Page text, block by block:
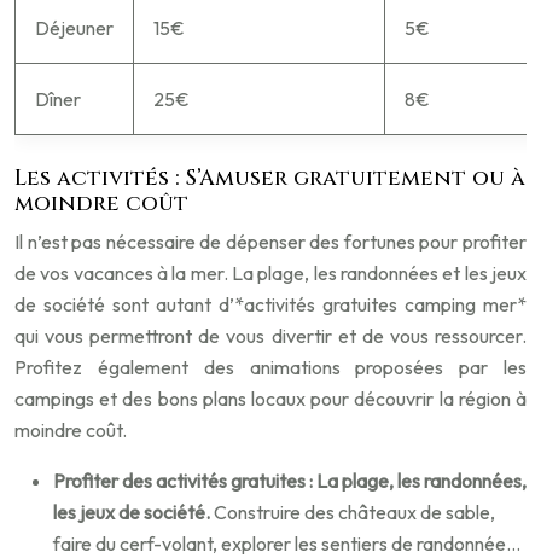
Déjeuner 15€ 5€
Dîner 25€ 8€
Les activités : S’Amuser gratuitement ou à
moindre coût
Il n’est pas nécessaire de dépenser des fortunes pour profiter
de vos vacances à la mer. La plage, les randonnées et les jeux
de société sont autant d’*activités gratuites camping mer*
qui vous permettront de vous divertir et de vous ressourcer.
Profitez également des animations proposées par les
campings et des bons plans locaux pour découvrir la région à
moindre coût.
Profiter des activités gratuites : La plage, les randonnées,
les jeux de société.Construire des châteaux de sable,
faire du cerf-volant, explorer les sentiers de randonnée…